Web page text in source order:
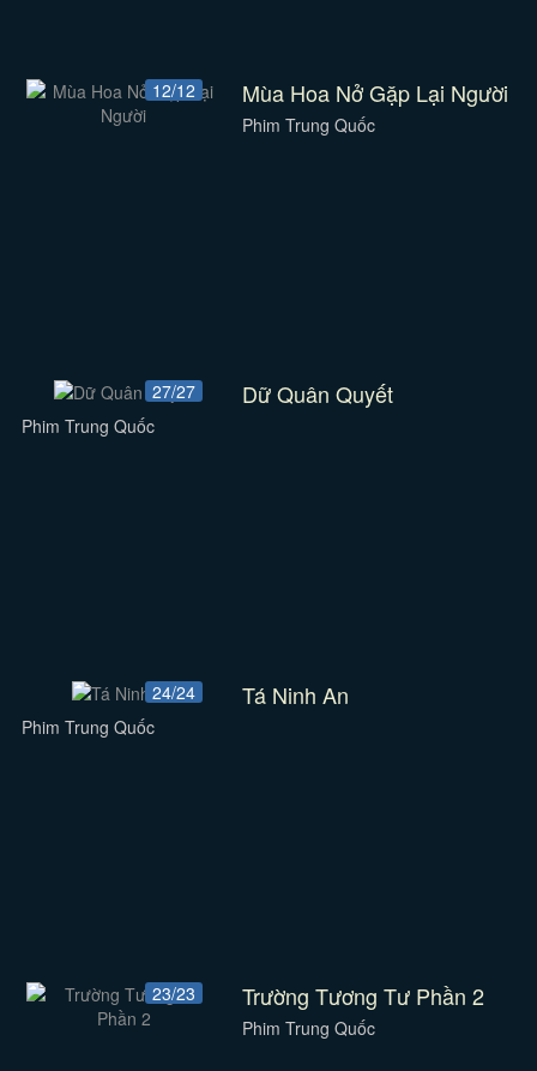
12/12 Mùa Hoa Nở Gặp Lại Người
Phim Trung Quốc
27/27 Dữ Quân Quyết
Phim Trung Quốc
24/24 Tá Ninh An
Phim Trung Quốc
23/23 Trường Tương Tư Phần 2
Phim Trung Quốc